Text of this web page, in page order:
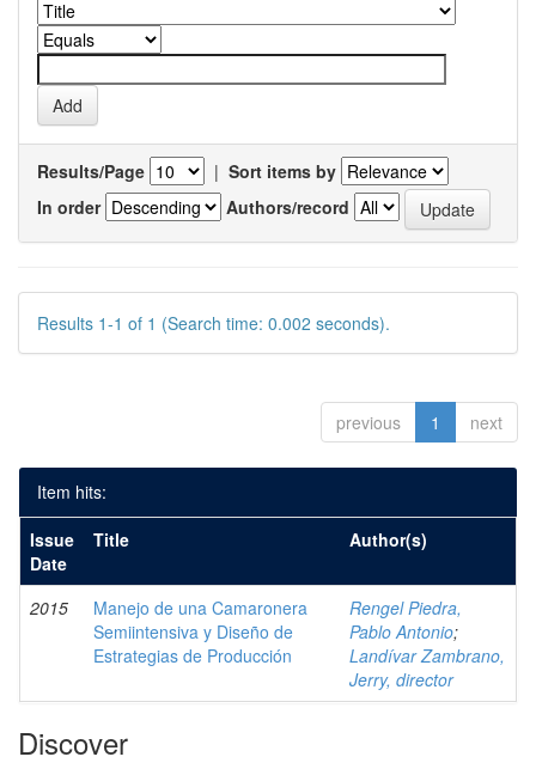
Results/Page | Sort items by
In order
Authors/record
Results 1-1 of 1 (Search time: 0.002 seconds).
previous 1 next
Item hits:
Issue
Date
Title Author(s)
2015
Manejo de una Camaronera
Semiintensiva y Diseño de
Estrategias de Producción
Rengel Piedra,
Pablo Antonio;
Landívar Zambrano,
Jerry, director
Discover